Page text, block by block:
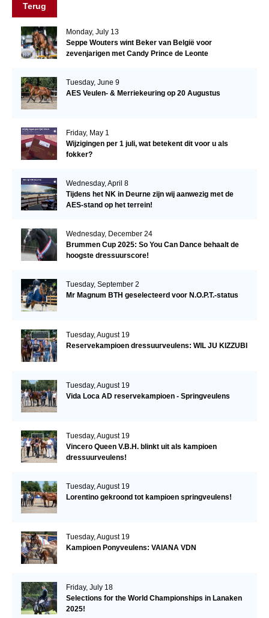
Terug
Monday, July 13
Seppe Wouters wint Beker van België voor
zevenjarigen met Candy Prince de Leonte
Tuesday, June 9
AES Veulen- & Merriekeuring op 20 Augustus
Friday, May 1
Wijzigingen per 1 juli, wat betekent dit voor u als
fokker?
Wednesday, April 8
Tijdens het NK in Deurne zijn wij aanwezig met de
AES-stand op het terrein!
Wednesday, December 24
Brummen Cup 2025: So You Can Dance behaalt de
hoogste dressuurscore!
Tuesday, September 2
Mr Magnum BTH geselecteerd voor N.O.P.T.-status
Tuesday, August 19
Reservekampioen dressuurveulens: WIL JU KIZZUBI
Tuesday, August 19
Vida Loca AD reservekampioen - Springveulens
Tuesday, August 19
Vincero Queen V.B.H. blinkt uit als kampioen
dressuurveulens!
Tuesday, August 19
Lorentino gekroond tot kampioen springveulens!
Tuesday, August 19
Kampioen Ponyveulens: VAIANA VDN
Friday, July 18
Selections for the World Championships in Lanaken
2025!